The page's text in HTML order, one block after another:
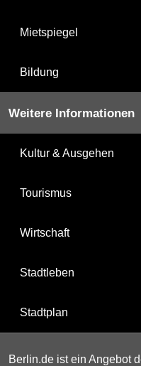
Mietspiegel
Bildung
Weitere Informationen
Kultur & Ausgehen
Tourismus
Wirtschaft
Stadtleben
Stadtplan
Berlin.de ist ein Angebot